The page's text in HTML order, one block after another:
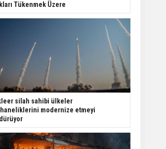
Tükenmek Üzere
silah sahibi ülkeler
modernize etmeyi